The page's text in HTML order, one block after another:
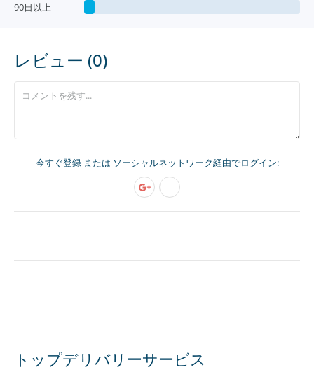
90日以上
レビュー (0)
今すぐ登録または ソーシャルネットワーク経由でログイン:
トップデリバリーサービス